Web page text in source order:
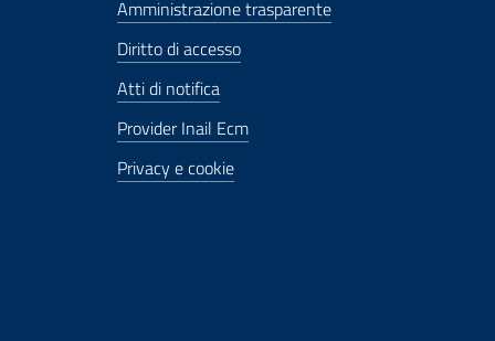
Amministrazione trasparente
Diritto di accesso
Atti di notifica
Provider Inail Ecm
Privacy e cookie